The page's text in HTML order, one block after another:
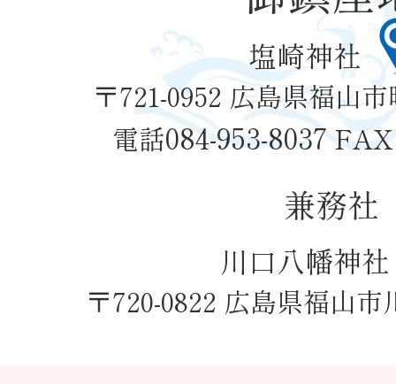
塩崎神社
〒721-0952 広島県福山
電話084-953-8037FAX
兼務社
川口八幡神社
〒720-0822 広島県福山市